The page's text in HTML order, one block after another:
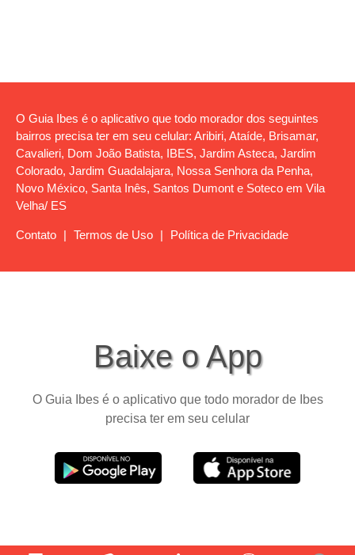
O Guia Ibes é o aplicativo que todo morador dos seguintes
bairros precisa ter em seu celular: Aribiri, Ataíde, Brisamar,
Cavalieri, Dom João Batista, IBES, Jardim Asteca, Jardim
Colorado, Jardim Guadalajara, Nossa Senhora da Penha,
Novo México, Santa Inês, Santos Dumont e Soteco em Vila
Velha/ ES
Contato | Termos de Uso | Política de Privacidade
Baixe o App
O Guia Ibes é o aplicativo que todo morador de Ibes
precisa ter em seu celular